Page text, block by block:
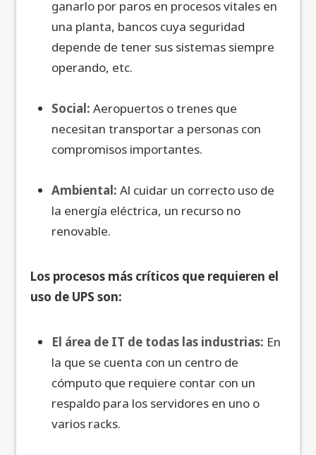
ganarlo por paros en procesos vitales en
una planta, bancos cuya seguridad
depende de tener sus sistemas siempre
operando, etc.
Social: Aeropuertos o trenes que
necesitan transportar a personas con
compromisos importantes.
Ambiental: Al cuidar un correcto uso de
la energía eléctrica, un recurso no
renovable.
Los procesos más críticos que requieren el
uso de UPS son:
El área de IT de todas las industrias: En
la que se cuenta con un centro de
cómputo que requiere contar con un
respaldo para los servidores en uno o
varios racks.